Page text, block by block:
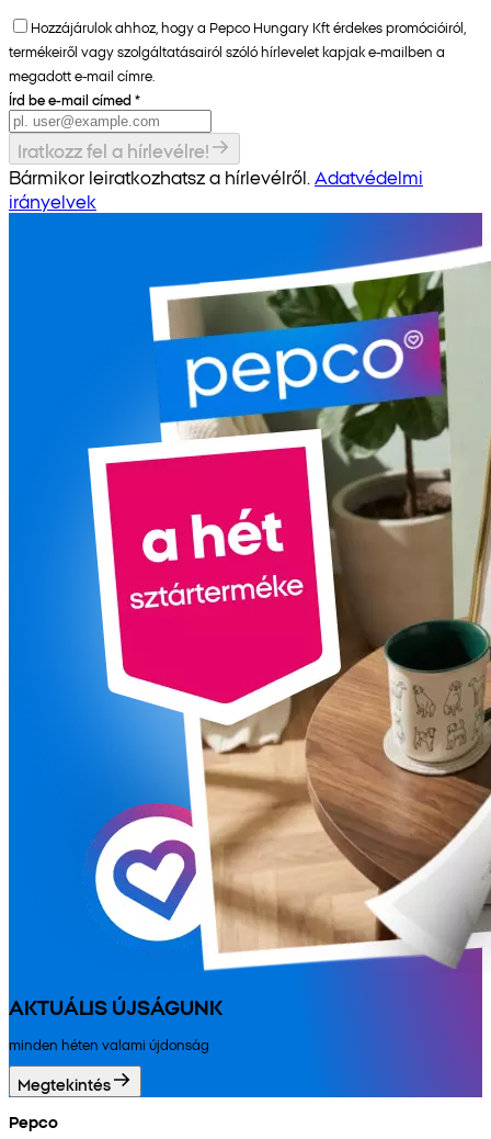
Hozzájárulok ahhoz, hogy a Pepco Hungary Kft érdekes promócióiról,
termékeiről vagy szolgáltatásairól szóló hírlevelet kapjak e-mailben a
megadott e-mail címre.
Írd be e-mail címed *
Iratkozz fel a hírlevélre!
Bármikor leiratkozhatsz a hírlevélről. Adatvédelmi
irányelvek
AKTUÁLIS ÚJSÁGUNK
minden héten valami újdonság
Megtekintés
Pepco